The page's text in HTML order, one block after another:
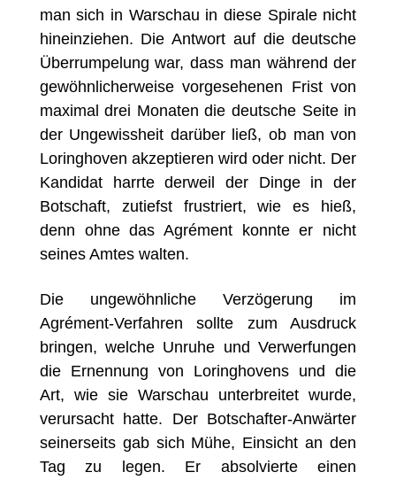
man sich in Warschau in diese Spirale nicht
hineinziehen. Die Antwort auf die deutsche
Überrumpelung war, dass man während der
gewöhnlicherweise vorgesehenen Frist von
maximal drei Monaten die deutsche Seite in
der Ungewissheit darüber ließ, ob man von
Loringhoven akzeptieren wird oder nicht. Der
Kandidat harrte derweil der Dinge in der
Botschaft, zutiefst frustriert, wie es hieß,
denn ohne das Agrément konnte er nicht
seines Amtes walten.
Die ungewöhnliche Verzögerung im
Agrément-Verfahren sollte zum Ausdruck
bringen, welche Unruhe und Verwerfungen
die Ernennung von Loringhovens und die
Art, wie sie Warschau unterbreitet wurde,
verursacht hatte. Der Botschafter-Anwärter
seinerseits gab sich Mühe, Einsicht an den
Tag zu legen. Er absolvierte einen